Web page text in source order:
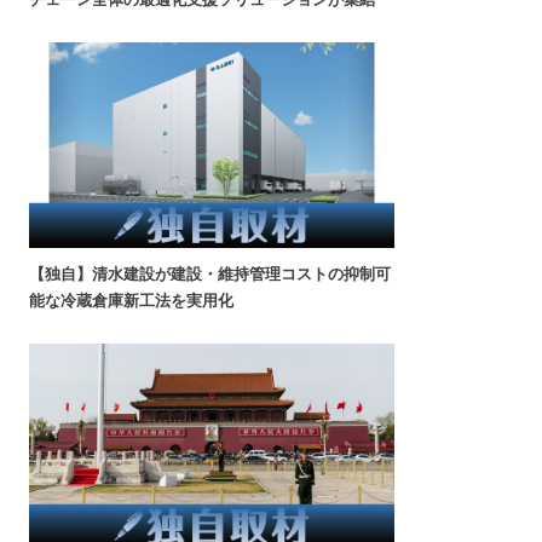
【独自】清水建設が建設・維持管理コストの抑制可
能な冷蔵倉庫新工法を実用化